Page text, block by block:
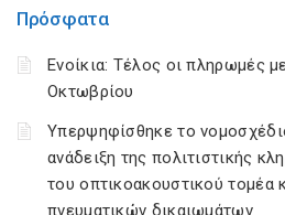
Πρόσφατα
Ενοίκια: Τέλος οι πληρωμές
Οκτωβρίου
Υπερψηφίσθηκε το
ανάδειξη της πολιτιστικής
του οπτικοακουστικού τομέα
πνευματικών δικαιωμάτων